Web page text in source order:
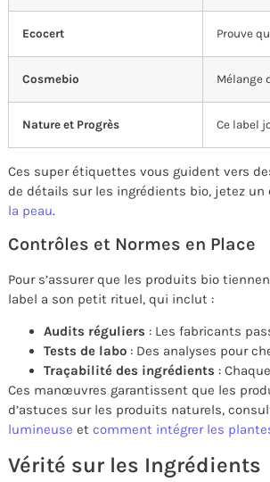
Ecocert Prouve
Cosmebio Mélange
Nature et Progrès Ce label
Ces super étiquettes vous guident vers
de détails sur les ingrédients bio, jetez
la peau.
Contrôles et Normes en Place
Pour s’assurer que les produits bio
label a son petit rituel, qui inclut :
Audits réguliers : Les fabricants
Tests de labo : Des analyses pour
Traçabilité des ingrédients :
Ces manœuvres garantissent que les
d’astuces sur les produits naturels,
lumineuse et comment intégrer les
Vérité sur les Ingrédients